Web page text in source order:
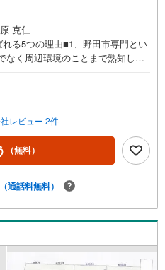
克仁
る5つの理由■1、野田市専門とい
なく周辺環境のことまで熟知して
、 難しい住宅ローン金利も納得
固定金利など、最初からわから
の住宅ローンアドバイザーが銀
ートします。3、 宅建資格の保
は知識と実務が必要な国家資格で
専門知識のある私たちにお任せく
やお打ち合わせでもご応対できま
にもたくさんのお客様から「お喜
ますので、 を是非ご覧くださ
レビュー 2件
（無料）
（通話料無料）